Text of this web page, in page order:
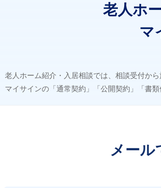
老人ホ
マ
老人ホーム紹介・入居相談では、相談受付か
マイサインの「通常契約」「公開契約」「書
メール